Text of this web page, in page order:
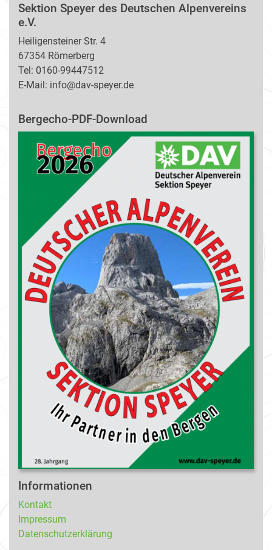
Sektion Speyer des Deutschen Alpenvereins
e.V.
Heiligensteiner Str. 4
67354 Römerberg
Tel: 0160-99447512
E-Mail: info@dav-speyer.de
Bergecho-PDF-Download
Informationen
Kontakt
Impressum
Datenschutzerklärung